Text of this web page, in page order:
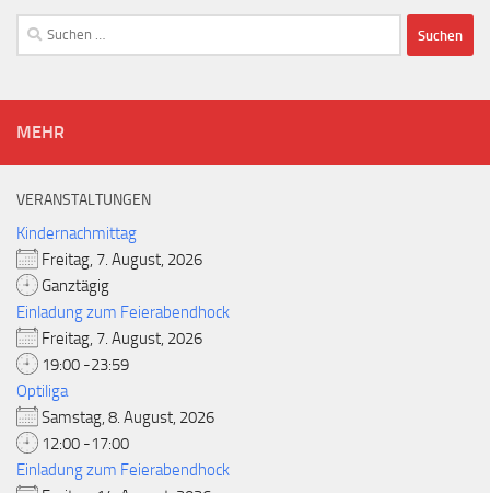
Suchen
nach:
MEHR
VERANSTALTUNGEN
Kindernachmittag
Freitag, 7. August, 2026
Ganztägig
Einladung zum Feierabendhock
Freitag, 7. August, 2026
19:00 -23:59
Optiliga
Samstag, 8. August, 2026
12:00 -17:00
Einladung zum Feierabendhock